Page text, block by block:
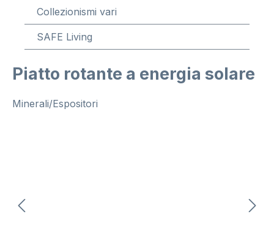
Collezionismi vari
SAFE Living
Piatto rotante a energia solare
Minerali/Espositori